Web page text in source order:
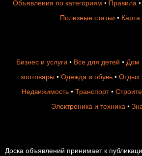
Объявления по категориям • Правила •
Полезные статьи •
Бизнес и услуги • Все для детей • Дом
зоотовары • Одежда и обувь • Отдых
Недвижимость• Транспорт•
Электроника и техника •
Доска объявлений принимает к